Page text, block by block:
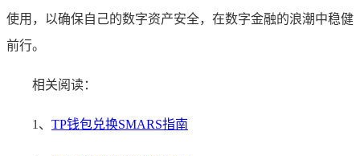
使用，以确保自己的数字资产安全，在数字金融的浪潮中稳健
前行。
相关阅读：
1、 TP钱包兑换SMARS指南